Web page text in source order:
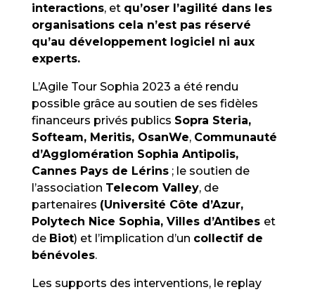
interactions, et qu’oser l’agilité dans les
organisations cela n’est pas réservé
qu’au développement logiciel ni aux
experts.
L’Agile Tour Sophia 2023 a été rendu
possible grâce au soutien de ses fidèles
financeurs privés publics Sopra Steria,
Softeam, Meritis, OsanWe, Communauté
d’Agglomération Sophia Antipolis,
Cannes Pays de Lérins; le soutien de
l’association Telecom Valley, de
partenaires (Université Côte d’Azur,
Polytech Nice Sophia, Villes d’Antibes et
de Biot) et l’implication d’un collectif de
bénévoles.
Les supports des interventions, le replay